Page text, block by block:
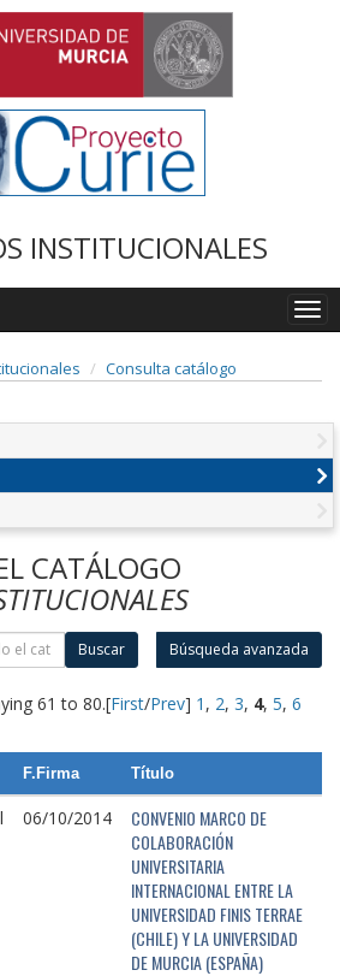
INSTITUCIONALES
Consulta catálogo
CATÁLOGO
Buscar Búsqueda avanzada
61 to 80.[First/Prev] 1 , 2, 3, 4, 5, 6
F.Firma Título
06/10/2014
CONVENIO MARCO DE
COLABORACIÓN
UNIVERSITARIA
INTERNACIONAL ENTRE LA
UNIVERSIDAD FINIS TERRAE
(CHILE) Y LA UNIVERSIDAD
DE MURCIA (ESPAÑA)